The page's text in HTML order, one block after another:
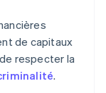
de capitaux
respecter la
.